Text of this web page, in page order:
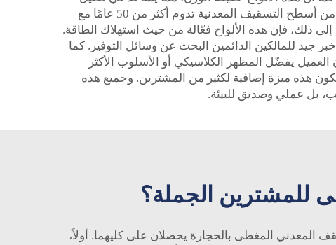
تكاليف الشحن لأنها أكثر إحكامًا وسهولة في المناورة. ومن الميزات الجيدة الأخرى أنها تدوم لفترة طويلة جدًا. فكثير من أسطح التسقيف المعدنية تدوم أكثر من 50 عامًا مع
إلى ذلك، فإن هذه الألواح فعّالة من حيث استهلاك الطاقة.
جيد للمالكين الدائمين البحث عن وسائل التوفير. كما
العميل يفضّل المظهر الكلاسيكي أو الأسلوب الأكثر
تكون هذه ميزة إضافية لكثير من المشترين. وجميع هذه
بل عملي وصديق للبيئة.
للمشترين الجملة؟
المعدني المغطى بالحجارة يحصلان على كليهما. أولاً،